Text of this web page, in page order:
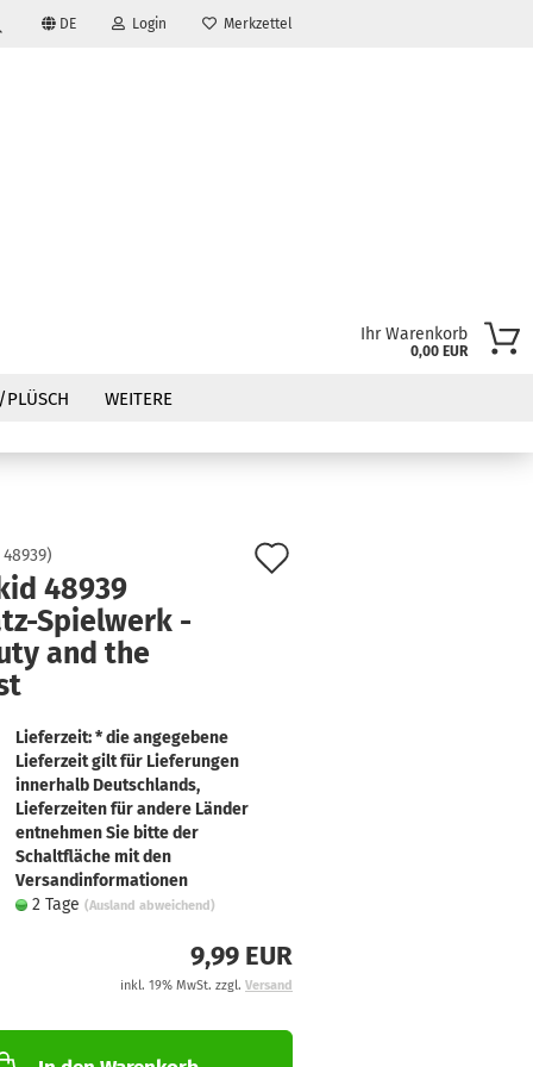
DE Login Merkzettel
Ihr Warenkorb
0,00 EUR
WEITERE
48939)
48939
Spielwerk -
and the
Lieferzeit: * die angegebene
Lieferzeit gilt für Lieferungen
innerhalb Deutschlands,
Lieferzeiten für andere Länder
entnehmen Sie bitte der
Schaltfläche mit den
Versandinformationen
2 Tage (Ausland abweichend)
9,99 EUR
inkl. 19% MwSt. zzgl. Versand